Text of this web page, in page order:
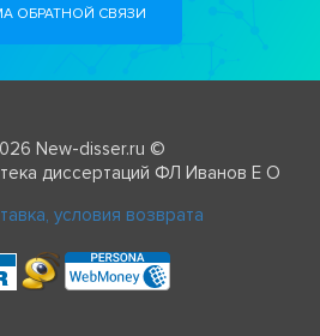
ОБРАТНОЙ СВЯЗИ
New-disser.ru ©
диссертаций ФЛ Иванов Е О
условия возврата